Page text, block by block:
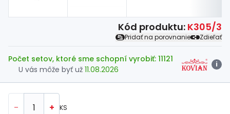
Kód produktu: K305/3
Pridať na porovnanie Zdieľať
Počet setov, ktoré sme schopní vyrobiť: 11121
U vás môže byť už 11.08.2026
i
- + KS